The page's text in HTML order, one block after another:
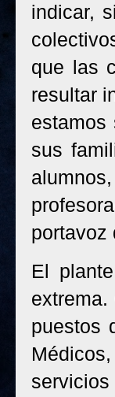
indicar,
que las
resultar
estamos
sus
portavoz
El
puestos